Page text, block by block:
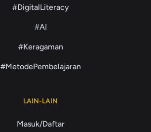
#DigitalLiteracy
#AI
#Keragaman
#MetodePembelajaran
LAIN-LAIN
Masuk/Daftar